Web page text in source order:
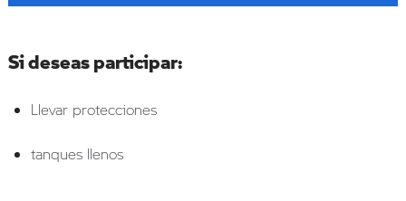
Si deseas participar:
Llevar protecciones
tanques llenos